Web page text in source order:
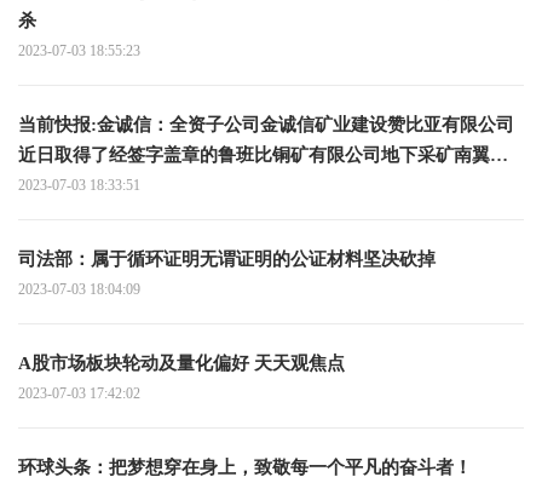
杀
2023-07-03 18:55:23
当前快报:金诚信：全资子公司金诚信矿业建设赞比亚有限公司
近日取得了经签字盖章的鲁班比铜矿有限公司地下采矿南翼开
拓和生产运营合同
2023-07-03 18:33:51
司法部：属于循环证明无谓证明的公证材料坚决砍掉
2023-07-03 18:04:09
A股市场板块轮动及量化偏好 天天观焦点
2023-07-03 17:42:02
环球头条：把梦想穿在身上，致敬每一个平凡的奋斗者！